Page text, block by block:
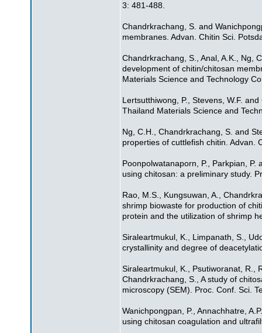
3: 481-488.
Chandrkrachang, S. and
membranes. Advan. Chitin Sci.
Chandrkrachang, S., Anal, A.K., Ng,
development of chitin/chitosan
Materials Science and Technology
Lertsutthiwong, P., Stevens, W.F.
Thailand Materials Science and
Ng, C.H., Chandrkrachang, S. and
properties of cuttlefish chitin. Advan.
Poonpolwatanaporn, P., Parkpian,
using chitosan: a preliminary study.
Rao, M.S., Kungsuwan, A.,
shrimp biowaste for production of
protein and the utilization of shrimp
Siraleartmukul, K., Limpanath, S.,
crystallinity and degree of
Siraleartmukul, K., Psutiworanat, R.,
Chandrkrachang, S., A study of
microscopy (SEM). Proc. Conf. Sci.
Wanichpongpan, P., Annachhatre,
using chitosan coagulation and